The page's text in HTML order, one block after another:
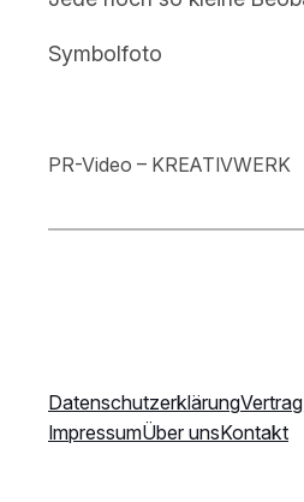
Symbolfoto
PR-Video – KREATIVWERK
Datenschutzerklärung
ImpressumÜber unsKontakt